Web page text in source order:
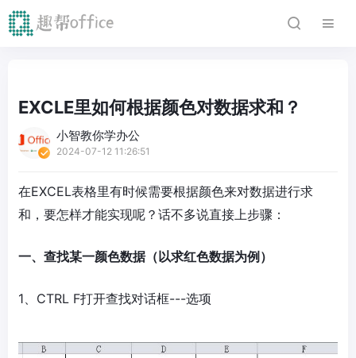
EXCLE里如何根据颜色对数据求和？
小智教你学办公
2024-07-12 11:26:51
在EXCEL表格里有时候需要根据颜色来对数据进行求
和，要怎样才能实现呢？话不多说直接上步骤：
一、查找某一颜色数据（以求红色数据为例）
1、CTRL F打开查找对话框---选项